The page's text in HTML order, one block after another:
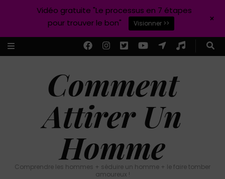
Comment
Attirer Un
Homme
Comprendre les hommes + séduire un homme + le faire tomber
amoureux !
Vidéo gratuite "Le processus en 7 étapes
pour trouver le bon"
Visionner >> +